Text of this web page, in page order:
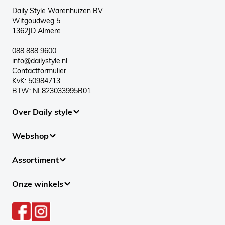
Daily Style Warenhuizen BV
Witgoudweg 5
1362JD Almere
088 888 9600
info@dailystyle.nl
Contactformulier
KvK: 50984713
BTW: NL823033995B01
Over Daily style
Webshop
Assortiment
Onze winkels